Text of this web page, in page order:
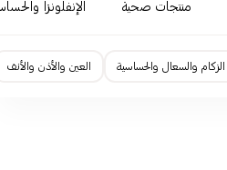
منتجات صحية الإنفلونزا
الزكام والسعال والحساسية العين والأذن والأنف